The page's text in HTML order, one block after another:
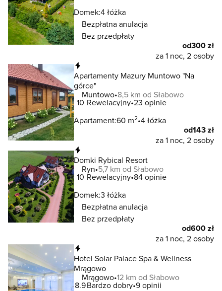
Domek:4 łóżka
Bezpłatna anulacja
Bez przedpłaty
od300 zł
za 1 noc, 2 osoby
Apartamenty Mazury Muntowo "Na
górce"
Muntowo 8,5 km od Słabowo
10 Rewelacyjny 23 opinie
Apartament:60 m2 4 łóżka
od143 zł
za 1 noc, 2 osoby
Domki Rybical Resort
Ryn 5,7 km od Słabowo
10 Rewelacyjny 84 opinie
Domek:3 łóżka
Bezpłatna anulacja
Bez przedpłaty
od600 zł
za 1 noc, 2 osoby
Hotel Solar Palace Spa & Wellness
Mrągowo
Mrągowo 12 km od Słabowo
8.9Bardzo dobry 9 opinii